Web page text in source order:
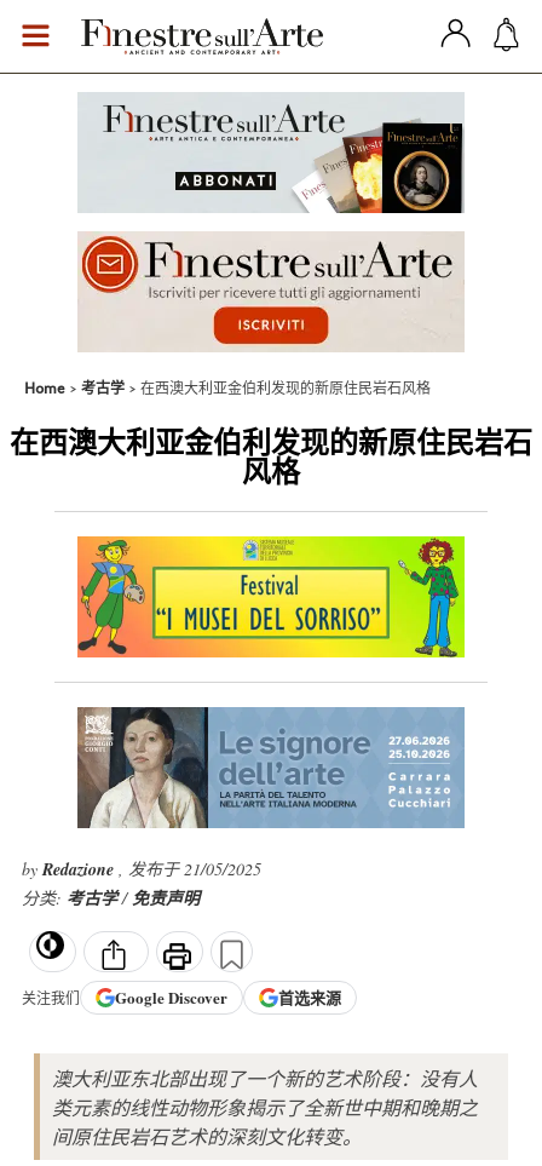
Home 考古学 在西澳大利亚金伯利发现的新原住民岩石风格
在西澳大利亚金伯利发现的新原住民岩石
风格
byRedazione , 发布于 21/05/2025
分类: 考古学/免责声明
关注我们 GoogleDiscover 首选来源
澳大利亚东北部出现了一个新的艺术阶段：没有人
类元素的线性动物形象揭示了全新世中期和晚期之
间原住民岩石艺术的深刻文化转变。